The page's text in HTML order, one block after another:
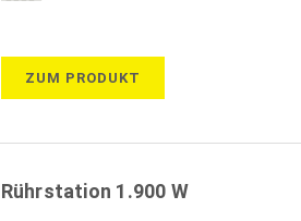
ZUM PRODUKT
Rührstation 1.900 W